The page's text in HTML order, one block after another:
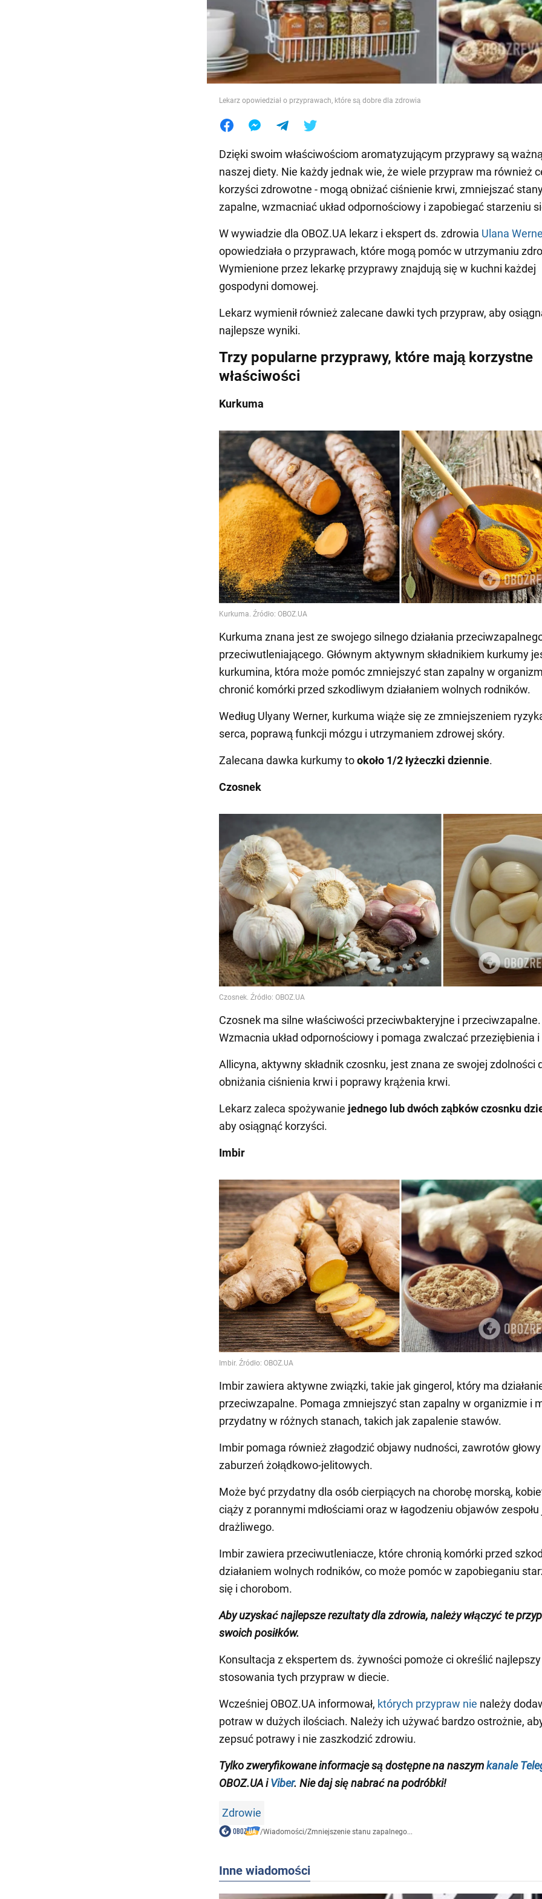
Jedzenie
Lekarz opowiedział o przyprawach, które są dobre dla zdrowia
Dzięki swoim właściwościom aromatyzującym przyprawy są
naszej diety. Nie każdy jednak wie, że wiele przypraw ma również
korzyści zdrowotne - mogą obniżać ciśnienie krwi, zmniejszać
zapalne, wzmacniać układ odpornościowy i zapobiegać starzeniu
W wywiadzie dla OBOZ.UA lekarz i ekspert ds. zdrowia Ulana
opowiedziała o przyprawach, które mogą pomóc w utrzymaniu
Wymienione przez lekarkę przyprawy znajdują się w kuchni każdej
gospodyni domowej.
Lekarz wymienił również zalecane dawki tych przypraw, aby
najlepsze wyniki.
Trzy popularne przyprawy, które mają korzystne
właściwości
Kurkuma
Kurkuma znana jest ze swojego silnego działania
przeciwutleniającego. Głównym aktywnym składnikiem kurkumy
kurkumina, która może pomóc zmniejszyć stan zapalny w
chronić komórki przed szkodliwym działaniem wolnych rodników.
Według Ulyany Werner, kurkuma wiąże się ze zmniejszeniem
serca, poprawą funkcji mózgu i utrzymaniem zdrowej skóry.
Zalecana dawka kurkumy tookoło 1/2 łyżeczki dziennie.
Czosnek
Czosnek ma silne właściwości przeciwbakteryjne i przeciwzapalne.
Wzmacnia układ odpornościowy i pomaga zwalczać przeziębienia
Allicyna, aktywny składnik czosnku, jest znana ze swojej zdolności
obniżania ciśnienia krwi i poprawy krążenia krwi.
Lekarz zaleca spożywanie jednego lub dwóch ząbków czosnku
aby osiągnąć korzyści.
Imbir
Imbir zawiera aktywne związki, takie jak gingerol, który ma
przeciwzapalne. Pomaga zmniejszyć stan zapalny w organizmie i
przydatny w różnych stanach, takich jak zapalenie stawów.
Imbir pomaga również złagodzić objawy nudności, zawrotów
zaburzeń żołądkowo-jelitowych.
Może być przydatny dla osób cierpiących na chorobę morską,
ciąży z porannymi mdłościami oraz w łagodzeniu objawów
drażliwego.
Imbir zawiera przeciwutleniacze, które chronią komórki przed
działaniem wolnych rodników, co może pomóc w zapobieganiu
się i chorobom.
Aby uzyskać najlepsze rezultaty dla zdrowia, należy włączyć te
swoich posiłków.
Konsultacja z ekspertem ds. żywności pomoże ci określić
stosowania tych przypraw w diecie.
Wcześniej OBOZ.UA informował, których przypraw nie należy
potraw w dużych ilościach. Należy ich używać bardzo ostrożnie,
zepsuć potrawy i nie zaszkodzić zdrowiu.
Tylko zweryfikowane informacje są dostępne na naszymkanale
OBOZ.UA iViber. Nie daj się nabrać na podróbki!
Zdrowie
/Wiadomości/Zmniejszenie stanu zapalnego...
Inne wiadomości